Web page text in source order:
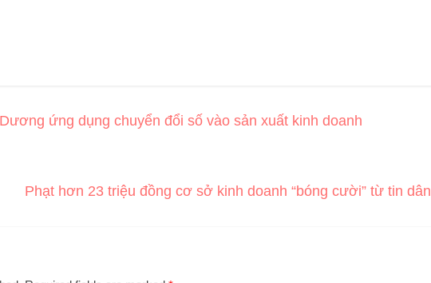
ứng dụng chuyển đổi số vào sản xuất kinh doanh
Phạt hơn 23 triệu đồng cơ sở kinh doanh “bóng cười” từ tin dân